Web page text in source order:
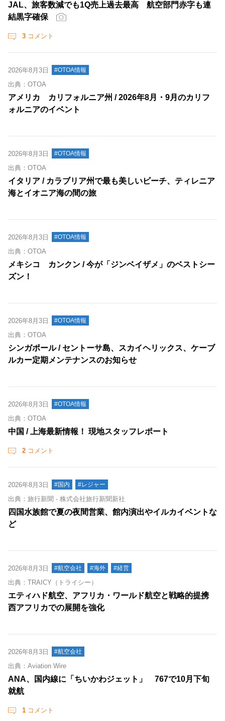
JAL、旅客数減でも1Q売上過去最高 航空部門赤字も連
結黒字確保
3 コメント
2026年8月3日 #OTOA情報
出典：OTOA
アメリカ カリフォルニア州 / 2026年8月・9月のカリフ
ォルニアのイベント
2026年8月3日 #OTOA情報
出典：OTOA
イタリア / カラブリア州で最も美しいビーチ、ティレニア
海とイオニア海の間の旅
2026年8月3日 #OTOA情報
出典：OTOA
メキシコ カンクン / 今が「ジンベイザメ」のベストシー
ズン！
2026年8月3日 #OTOA情報
出典：OTOA
シンガポール / セントーサ島、スカイヘリックス、ケーブ
ルカー定期メンテナンスのお知らせ
2026年8月3日 #OTOA情報
出典：OTOA
中国 / 上海最新情報！ 現地スタッフレポート
2 コメント
2026年8月3日 #国内 #レジャー
出典：旅行新聞 - 株式会社旅行新聞新社
四国水族館で夏の夜間営業、館内演出やイルカイベントな
ど
2026年8月3日 #航空会社 #海外 #経営
出典：TRAICY（トライシー）
エティハド航空、アフリカ・ワールド航空と戦略的提携
西アフリカでの展開を強化
2026年8月3日 #航空会社
出典：Aviation Wire
ANA、国内線に「ちいかわジェット」 767で10月下旬
就航
1 コメント